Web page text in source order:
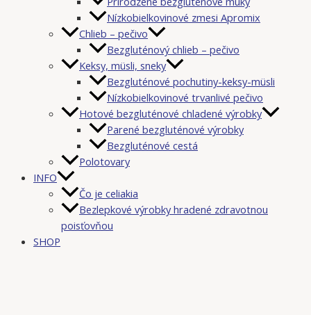
Nízkobielkovinové zmesi Apromix
Chlieb – pečivo
Bezgluténový chlieb – pečivo
Keksy, müsli, sneky
Bezgluténové pochutiny-keksy-müsli
Nízkobielkovinové trvanlivé pečivo
Hotové bezgluténové chladené výrobky
Parené bezgluténové výrobky
Bezgluténové cestá
Polotovary
INFO
Čo je celiakia
Bezlepkové výrobky hradené zdravotnou
poisťovňou
SHOP